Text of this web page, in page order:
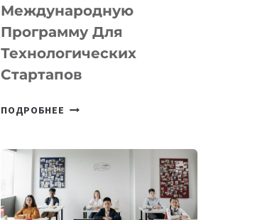
IT-
ПРЕДПРИНИМАТЕЛЬСТВО
Международную
Программу Для
Технологических
Стартапов
ПОДРОБНЕЕ ОТКРЫТ
DEAL
VELOCITY
MOST